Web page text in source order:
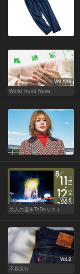
Vol.136
World Trend News
Vol.6
大人の週末ToDoリスト
Vol.2
不易流行